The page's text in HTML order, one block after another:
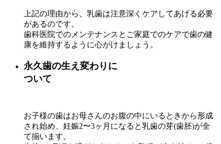
上記の理由から、乳歯は注意深くケアしてあげる必要
があるのです。
歯科医院でのメンテナンスとご家庭でのケアで歯の健
康を維持するように心がけましょう。
永久歯の生え変わりに
ついて
お子様の歯はお母さんのお腹の中にいるときから形成
され始め、妊娠2〜3ヶ月になると乳歯の芽(歯胚)が全
て揃います。